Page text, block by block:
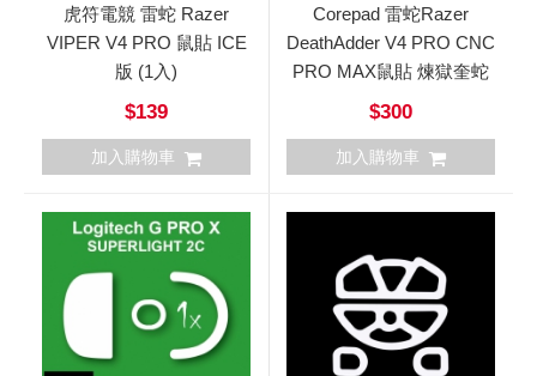
虎符電競 雷蛇 Razer
VIPER V4 PRO 鼠貼 ICE
版 (1入)
$139
加入購物車
Corepad 雷蛇Razer
DeathAdder V4 PRO CNC
PRO MAX鼠貼 煉獄奎蛇
$300
加入購物車